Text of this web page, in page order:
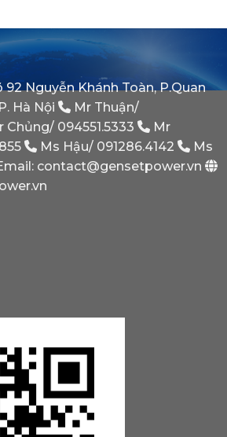
Của
Bình
Minh
Tại
Sao
Phát
Dự
Phòng
Bắt
Phải
Có?
92 Nguyễn Khánh Toàn, P.Quan
Hà Nội
Mr Thuận/
Chủng/ 094551.5333
Mr
Ms Hậu/ 091286.4142
Ms
contact@gensetpower.vn